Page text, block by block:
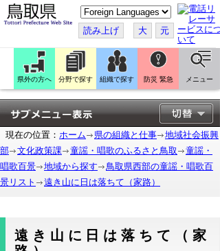
こ
の
ペ
ー
ジ
翻
訳
す
る
読み上げ 大 元
県外の方へ 分野で探す 組織で探す 防災 緊急 メニュー
現在の位置： ホーム 県の組織と仕事
地域社会振興
部
文化政策課 童謡・唱歌のふるさと鳥取
童謡・
唱歌百景
地域から探す
鳥取県西部の童謡・唱歌百
景リスト
遠き山に日は落ちて（家路）
遠き山に日は落ちて（家